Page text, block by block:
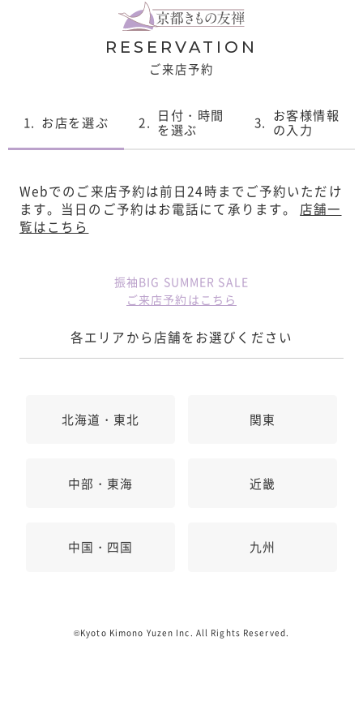
RESERVATION
ご来店予約
1. お店を選ぶ 2. 日付・時間
を選ぶ 3. お客様情報
の入力
Webでのご来店予約は前日24時までご予約いただけ
ます。 当日のご予約はお電話にて承ります。 店舗一
覧はこちら
振袖BIG SUMMER SALE
ご来店予約はこちら
各エリアから店舗をお選びください
北海道・東北 関東
中部・東海 近畿
中国・四国 九州
©Kyoto Kimono Yuzen Inc. All Rights Reserved.